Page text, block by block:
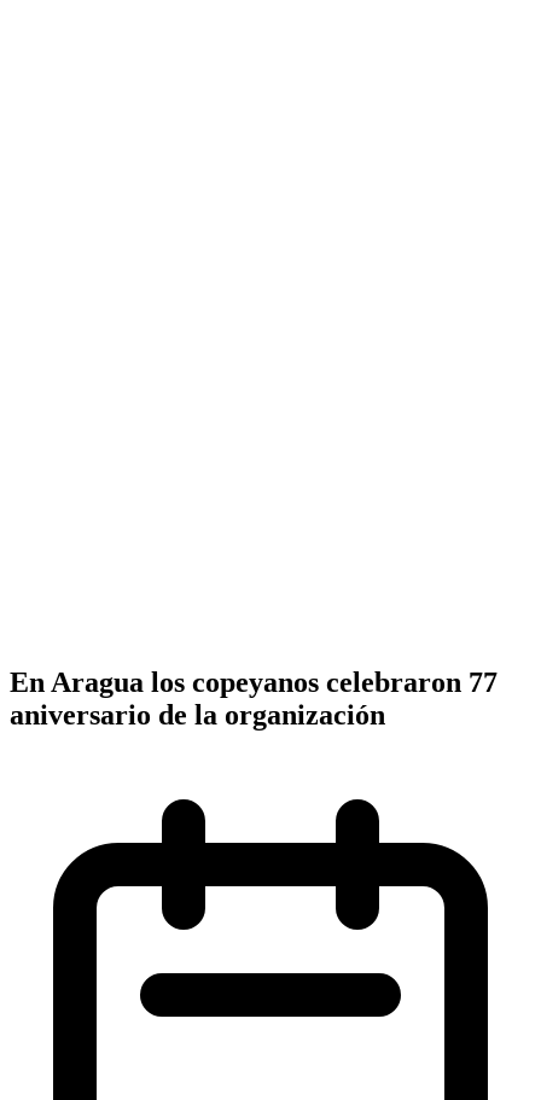
En Aragua los copeyanos celebraron 77
aniversario de la organización